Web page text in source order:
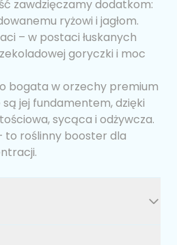
zawdzięczamy dodatkom:
ryżowi i jagłom.
– w postaci łuskanych
goryczki i moc
bogata w orzechy premium
jej fundamentem, dzięki
sycąca i odżywcza.
to roślinny booster dla